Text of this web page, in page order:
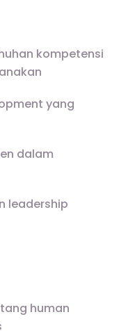
kompetensi
yang
dalam
leadership
human